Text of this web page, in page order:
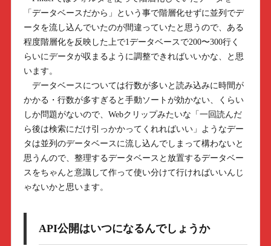
「データベースだから」という事で階層化せずに並列でデ
ータを流し込んでいたのが間違っていたと思うので、ある
程度階層化を反映した上で1データベースで200〜300行く
らいにデータが収まるように調整できればいいかな、と思
います。
データベースについては行数が多いと読み込みに時間が
かかる・行数が多すぎると手動ソートが効かない、くらい
しか問題がないので、Webクリップみたいな「一回読んだ
ら後は検索にだけ引っかかってくれればいい」ようなデー
タは並列のデータベースに流し込んでしまって構わないと
思うんので、整理するデータベースと放置するデータベー
スをちゃんと意識して作って使い分けて行ければいいんじ
ゃないかと思います。
API公開はいつになるんでしょうか